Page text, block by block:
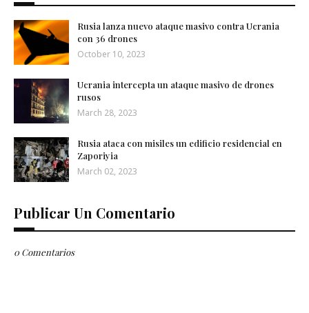
Rusia lanza nuevo ataque masivo contra Ucrania
con 36 drones
October 10, 2023
Ucrania intercepta un ataque masivo de drones
rusos
March 28, 2023
Rusia ataca con misiles un edificio residencial en
Zaporiyia
March 02, 2023
Publicar Un Comentario
0 Comentarios